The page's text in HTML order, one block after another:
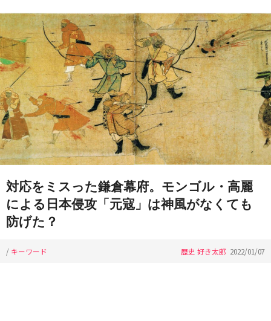
対応をミスった鎌倉幕府。モンゴル・高麗
による日本侵攻「元寇」は神風がなくても
防げた？
/ キーワード 歴史 好き太郎 2022/01/07